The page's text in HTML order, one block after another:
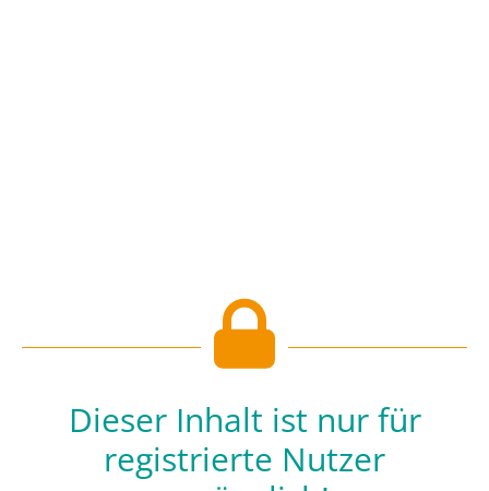
Dieser Inhalt ist nur für
registrierte Nutzer